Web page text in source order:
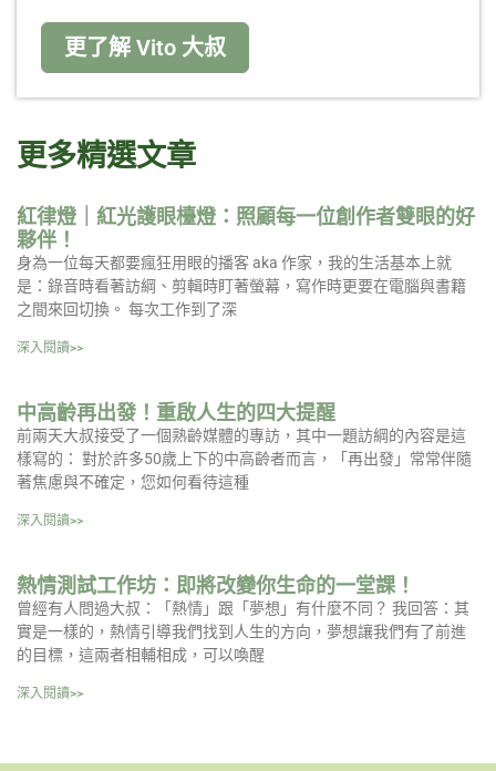
更了解 Vito 大叔
更多精選文章
紅律燈｜紅光護眼檯燈：照顧每一位創作者雙眼的好
夥伴！
身為一位每天都要瘋狂用眼的播客 aka 作家，我的生活基本上就
是：錄音時看著訪綱、剪輯時盯著螢幕，寫作時更要在電腦與書籍
之間來回切換。 每次工作到了深
深入閱讀>>
中高齡再出發！重啟人生的四大提醒
前兩天大叔接受了一個熟齡媒體的專訪，其中一題訪綱的內容是這
樣寫的： 對於許多50歲上下的中高齡者而言，「再出發」常常伴隨
著焦慮與不確定，您如何看待這種
深入閱讀>>
熱情測試工作坊：即將改變你生命的一堂課！
曾經有人問過大叔：「熱情」跟「夢想」有什麼不同？ 我回答：其
實是一樣的，熱情引導我們找到人生的方向，夢想讓我們有了前進
的目標，這兩者相輔相成，可以喚醒
深入閱讀>>